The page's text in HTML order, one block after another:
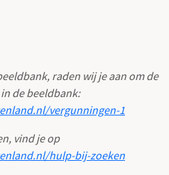
raden wij je aan om de
de beeldbank:
vergunningen-1
vind je op
hulp-bij-zoeken